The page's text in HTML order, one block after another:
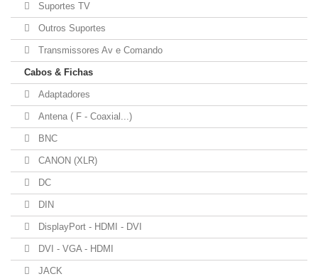
Suportes TV
Outros Suportes
Transmissores Av e Comando
Cabos & Fichas
Adaptadores
Antena ( F - Coaxial...)
BNC
CANON (XLR)
DC
DIN
DisplayPort - HDMI - DVI
DVI - VGA - HDMI
JACK